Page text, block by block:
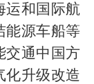
运和国际航
能源车船等
交通中国方
化升级改造